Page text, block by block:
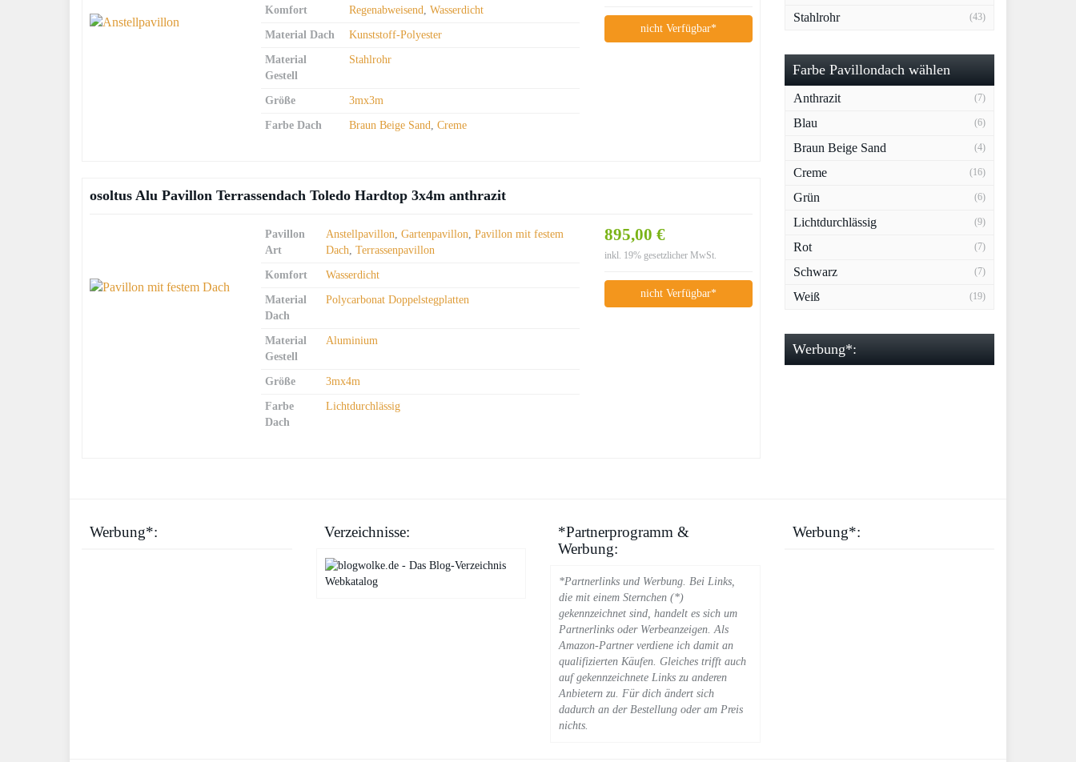
nicht Verfügbar*
Komfort Regenabweisend,Wasserdicht
Material Dach Kunststoff-Polyester
Material
Gestell
Stahlrohr
Größe 3mx3m
Farbe Dach Braun Beige Sand,Creme
osoltus Alu Pavillon Terrassendach Toledo Hardtop 3x4m anthrazit
895,00 €
inkl. 19% gesetzlicher MwSt.
nicht Verfügbar*
Pavillon
Art
Anstellpavillon,Gartenpavillon,Pavillon mit festem
Dach,Terrassenpavillon
Komfort Wasserdicht
Material
Dach
Polycarbonat Doppelstegplatten
Material
Gestell
Aluminium
Größe 3mx4m
Farbe
Dach
Lichtdurchlässig
Stahlrohr (43)
Farbe Pavillondach wählen
Anthrazit (7)
Blau (6)
Braun Beige Sand (4)
Creme (16)
Grün (6)
Lichtdurchlässig (9)
Rot (7)
Schwarz (7)
Weiß (19)
Werbung*:
Werbung*: Verzeichnisse:
Webkatalog
*Partnerprogramm &
Werbung:
*Partnerlinks und Werbung. Bei Links,
die mit einem Sternchen (*)
gekennzeichnet sind, handelt es sich um
Partnerlinks oder Werbeanzeigen. Als
Amazon-Partner verdiene ich damit an
qualifizierten Käufen. Gleiches trifft auch
auf gekennzeichnete Links zu anderen
Anbietern zu. Für dich ändert sich
dadurch an der Bestellung oder am Preis
nichts.
Werbung*: